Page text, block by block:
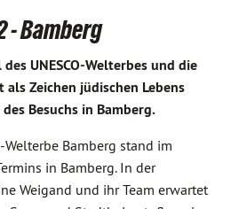
- Bamberg
UNESCO-Welterbes und die
Zeichen jüdischen Lebens
Besuchs in Bamberg.
Welterbe Bamberg stand im
in Bamberg. In der
Weigand und ihr Team erwartet